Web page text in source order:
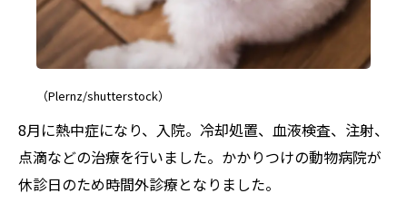
（Plernz/shutterstock）
8月に熱中症になり、入院。冷却処置、血液検査、注射、
点滴などの治療を行いました。かかりつけの動物病院が
休診日のため時間外診療となりました。